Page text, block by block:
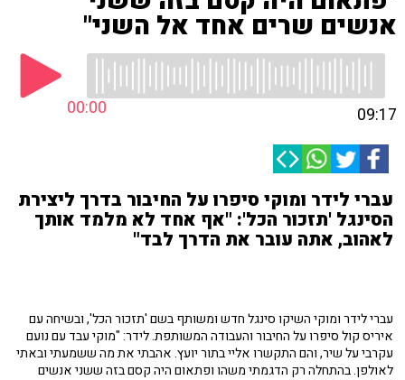
אנשים שרים אחד אל השני"
00:00 09:17
עברי לידר ומוקי סיפרו על החיבור בדרך ליצירת
הסינגל 'תזכור הכל': "אף אחד לא מלמד אותך
לאהוב, אתה עובר את הדרך לבד"
עברי לידר ומוקי השיקו סינגל חדש ומשותף בשם 'תזכור הכל', ובשיחה עם
איריס קול סיפרו על החיבור והעבודה המשותפת. לידר: "מוקי עבד עם נועם
עקרבי על שיר, והם התקשרו אליי בתור יועץ. אהבתי את מה ששמעתי ובאתי
לאולפן. בהתחלה רק הדגמתי משהו ופתאום היה קסם בזה ששני אנשים